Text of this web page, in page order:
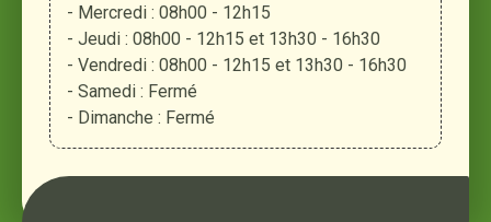
- Mercredi : 08h00 - 12h15
- Jeudi : 08h00 - 12h15 et 13h30 - 16h30
- Vendredi : 08h00 - 12h15 et 13h30 - 16h30
- Samedi : Fermé
- Dimanche : Fermé